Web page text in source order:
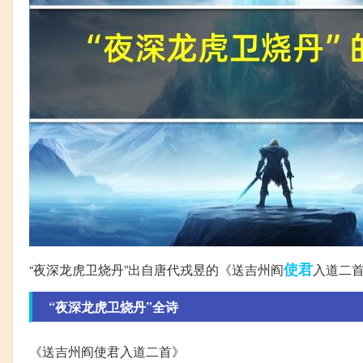
“夜深龙虎卫烧丹”出自唐代戎昱的《送吉州阎使君入道二
“夜深龙虎卫烧丹”全诗
《送吉州阎使君入道二首》